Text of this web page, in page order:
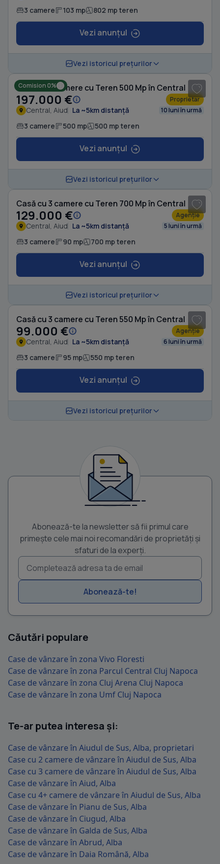
3 camere 103 mp 802 mp teren
Vezi anunțul
Vezi istoricul prețurilor
Comision 0%
Casă cu 3 camere cu Teren 500 Mp în Central
197.000 € Proprietar
Central, Aiud La ~5km distanță 10 luni în urmă
3 camere 500 mp 500 mp teren
Vezi anunțul
Vezi istoricul prețurilor
Casă cu 3 camere cu Teren 700 Mp în Central
129.000 € Agenție
Central, Aiud La ~5km distanță 5 luni în urmă
3 camere 90 mp 700 mp teren
Vezi anunțul
Vezi istoricul prețurilor
Casă cu 3 camere cu Teren 550 Mp în Central
99.000 € Agenție
Central, Aiud La ~5km distanță 6 luni în urmă
3 camere 95 mp 550 mp teren
Vezi anunțul
Vezi istoricul prețurilor
Abonează-te la newsletter să fii primul care
primește cele mai noi recomandări de proprietăți și
sfaturi de la experți.
Abonează-te!
Căutări populare
Case de vânzare în zona Vivo Floresti
Case de vânzare în zona Parcul Central Cluj Napoca
Case de vânzare în zona Cluj Arena Cluj Napoca
Case de vânzare în zona Umf Cluj Napoca
Te-ar putea interesa și:
Case de vânzare în Aiudul de Sus, Alba, proprietari
Case cu 2 camere de vânzare în Aiudul de Sus, Alba
Case cu 3 camere de vânzare în Aiudul de Sus, Alba
Case de vânzare în Aiud, Alba
Case cu 4+ camere de vânzare în Aiudul de Sus, Alba
Case de vânzare în Pianu de Sus, Alba
Case de vânzare în Ciugud, Alba
Case de vânzare în Galda de Sus, Alba
Case de vânzare în Abrud, Alba
Case de vânzare în Daia Română, Alba